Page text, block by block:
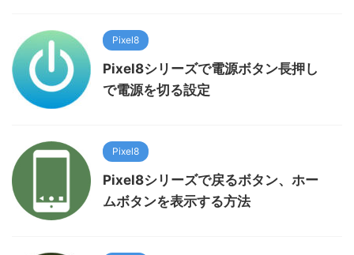
Pixel8
Pixel8シリーズで電源ボタン長押し
で電源を切る設定
Pixel8
Pixel8シリーズで戻るボタン、ホー
ムボタンを表示する方法